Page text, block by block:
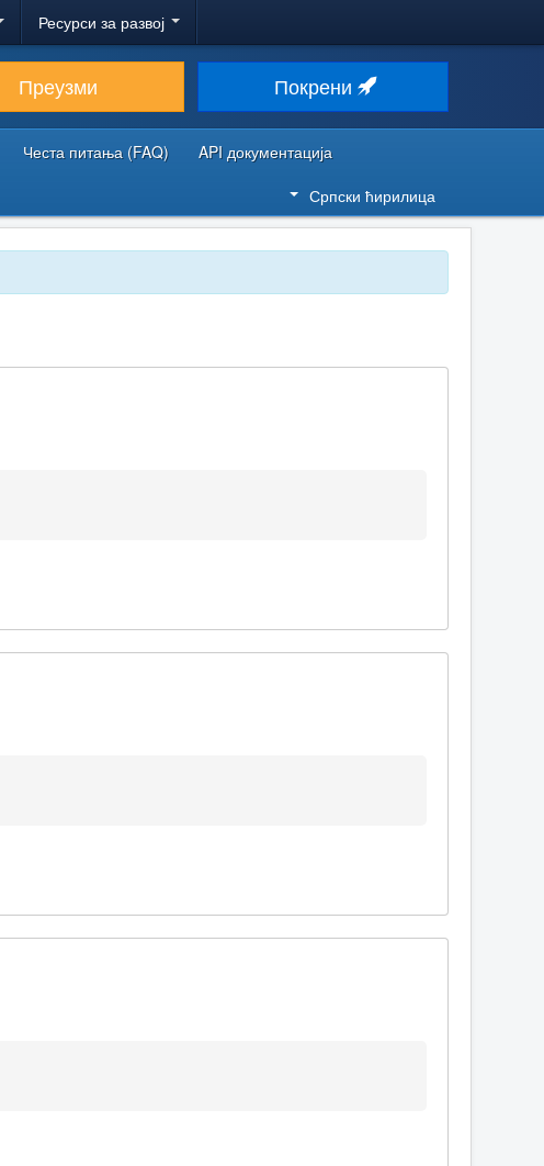
Ресурси за развој
Преузми Покрени
Честа питања (FAQ)
API документација
Српски ћирилица